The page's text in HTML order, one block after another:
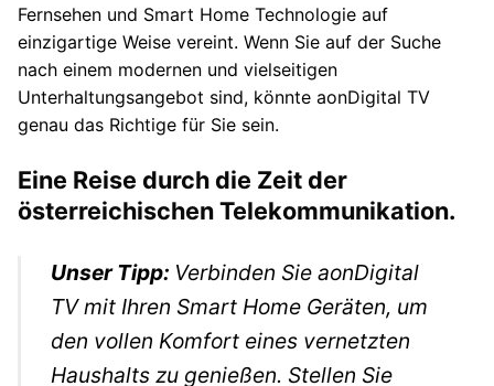
Fernsehen und Smart Home Technologie auf
einzigartige Weise vereint. Wenn Sie auf der Suche
nach einem modernen und vielseitigen
Unterhaltungsangebot sind, könnte aonDigital TV
genau das Richtige für Sie sein.
Eine Reise durch die Zeit der
österreichischen Telekommunikation.
Unser Tipp: Verbinden Sie aonDigital
TV mit Ihren Smart Home Geräten, um
den vollen Komfort eines vernetzten
Haushalts zu genießen. Stellen Sie